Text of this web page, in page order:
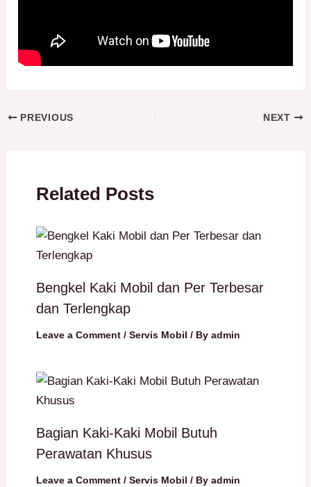
PREVIOUS NEXT
Related Posts
Bengkel Kaki Mobil dan Per Terbesar
dan Terlengkap
Leave a Comment / Servis Mobil / By admin
Bagian Kaki-Kaki Mobil Butuh
Perawatan Khusus
Leave a Comment / Servis Mobil / By admin